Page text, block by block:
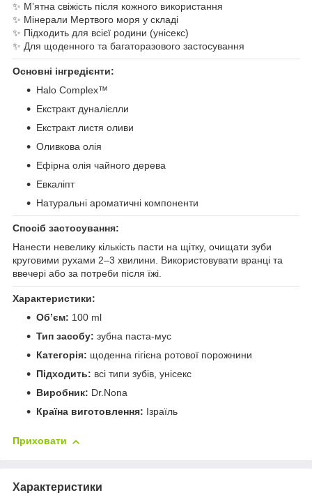
✨ М’ятна свіжість після кожного використання
✨ Мінерали Мертвого моря у складі
✨ Підходить для всієї родини (унісекс)
✨ Для щоденного та багаторазового застосування
Основні інгредієнти:
Halo Complex™
Екстракт дуналієлли
Екстракт листя оливи
Оливкова олія
Ефірна олія чайного дерева
Евкаліпт
Натуральні ароматичні компоненти
Спосіб застосування:
Нанести невелику кількість пасти на щітку, очищати зуби
круговими рухами 2–3 хвилини. Використовувати вранці та
ввечері або за потреби після їжі.
Характеристики:
Об’єм: 100 ml
Тип засобу: зубна паста-мус
Категорія: щоденна гігієна ротової порожнини
Підходить: всі типи зубів, унісекс
Виробник: Dr.Nona
Країна виготовлення: Ізраїль
Приховати
Характеристики